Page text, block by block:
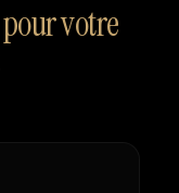
pour votre